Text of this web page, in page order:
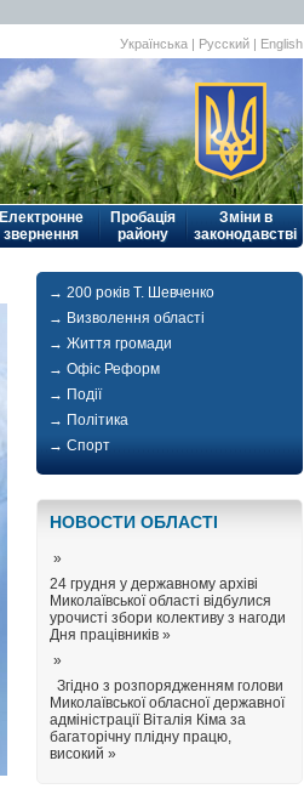
Українська | Русский | English
Електронне
звернення
Пробація
району
Зміни в
законодавстві
→ 200 років Т. Шевченко
→ Визволення області
→ Життя громади
→ Офіс Реформ
→ Події
→ Політика
→ Спорт
НОВОСТИ ОБЛАСТI
»
24 грудня у державному архіві
Миколаївської області відбулися
урочисті збори колективу з нагоди
Дня працівників »
»
Згідно з розпорядженням голови
Миколаївської обласної державної
адміністрації Віталія Кіма за
багаторічну плідну працю,
високий »